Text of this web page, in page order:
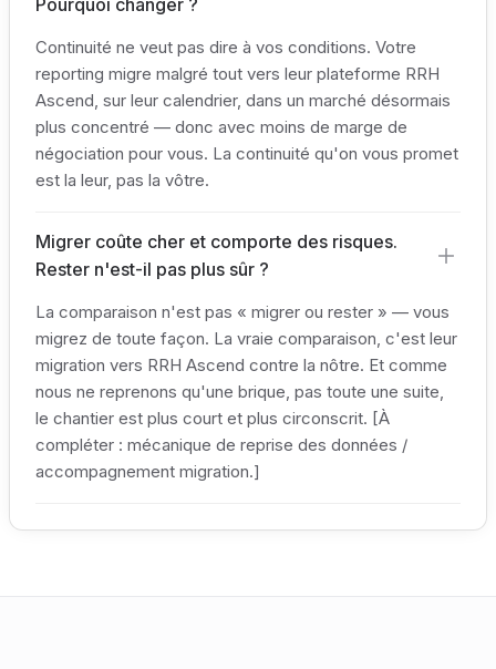
Pourquoi changer ?
Continuité ne veut pas dire à vos conditions. Votre
reporting migre malgré tout vers leur plateforme RRH
Ascend, sur leur calendrier, dans un marché désormais
plus concentré — donc avec moins de marge de
négociation pour vous. La continuité qu'on vous promet
est la leur, pas la vôtre.
Migrer coûte cher et comporte des risques.
Rester n'est-il pas plus sûr ?
La comparaison n'est pas « migrer ou rester » — vous
migrez de toute façon. La vraie comparaison, c'est leur
migration vers RRH Ascend contre la nôtre. Et comme
nous ne reprenons qu'une brique, pas toute une suite,
le chantier est plus court et plus circonscrit. [À
compléter : mécanique de reprise des données /
accompagnement migration.]